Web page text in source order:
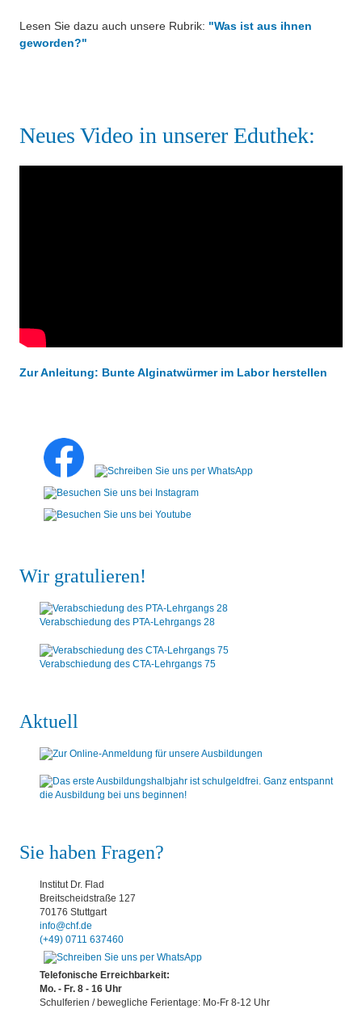
Lesen Sie dazu auch unsere Rubrik: "Was ist aus ihnen
geworden?"
Neues Video in unserer Eduthek:
Zur Anleitung: Bunte Alginatwürmer im Labor herstellen
Wir gratulieren!
Verabschiedung des PTA-Lehrgangs 28
Verabschiedung des CTA-Lehrgangs 75
Aktuell
Sie haben Fragen?
Institut Dr. Flad
Breitscheidstraße 127
70176 Stuttgart
info@chf.de
(+49) 0711 637460
Telefonische Erreichbarkeit:
Mo. - Fr. 8 - 16 Uhr
Schulferien / bewegliche Ferientage: Mo-Fr 8-12 Uhr